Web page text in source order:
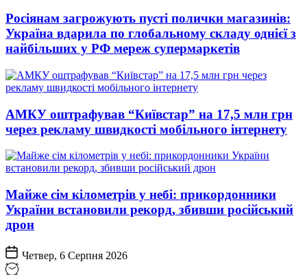
Росіянам загрожують пусті полички магазинів:
Україна вдарила по глобальному складу однієї з
найбільших у РФ мереж супермаркетів
АМКУ оштрафував “Київстар” на 17,5 млн грн
через рекламу швидкості мобільного інтернету
Майже сім кілометрів у небі: прикордонники
України встановили рекорд, збивши російський
дрон
Четвер, 6 Серпня 2026